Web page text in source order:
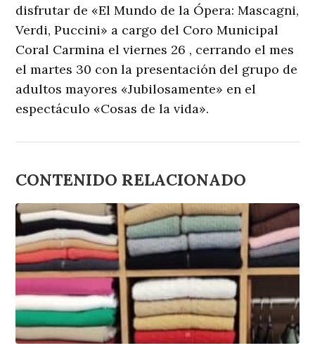
disfrutar de «El Mundo de la Ópera: Mascagni,
Verdi, Puccini» a cargo del Coro Municipal
Coral Carmina el viernes 26 , cerrando el mes
el martes 30 con la presentación del grupo de
adultos mayores «Jubilosamente» en el
espectáculo «Cosas de la vida».
CONTENIDO RELACIONADO